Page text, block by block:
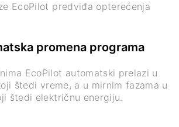
EcoPilot predviđa opterećenja
promena programa
EcoPilot automatski prelazi u
štedi vreme, a u mirnim fazama u
štedi električnu energiju.